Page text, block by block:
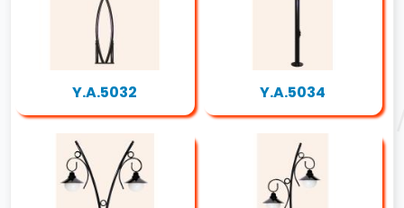
Y.A.5032 Y.A.5034